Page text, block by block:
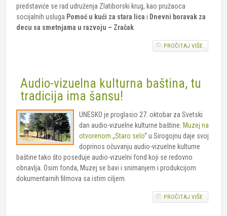
predstaviće se rad udruženja Zlatiborski krug, kao pružaoca
socijalnih usluga Pomoć u kući za stara lica i Dnevni boravak za
decu sa smetnjama u razvoju – Zračak
PROČITAJ VIŠEO UG
Audio-vizuelna kulturna baština, tu
tradicija ima šansu!
UNESKO je proglasio 27. oktobar za Svetski
dan audio-vizuelne kulturne baštine. Muzej na
otvorenom „Staro selo“ u Sirogojnu daje svoj
doprinos očuvanju audio-vizuelne kulturne
baštine tako što poseduje audio-vizuelni fond koji se redovno
obnavlja. Osim fonda, Muzej se bavi i snimanjem i produkcijom
dokumentarnih filmova sa istim ciljem.
PROČITAJ VIŠEO AUDIO-